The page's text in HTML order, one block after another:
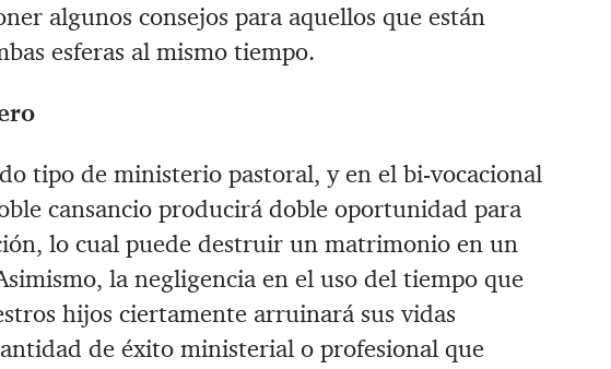
algunos consejos para aquellos que están
esferas al mismo tiempo.
tipo de ministerio pastoral, y en el bi-vocacional
cansancio producirá doble oportunidad para
lo cual puede destruir un matrimonio en un
la negligencia en el uso del tiempo que
hijos ciertamente arruinará sus vidas
de éxito ministerial o profesional que